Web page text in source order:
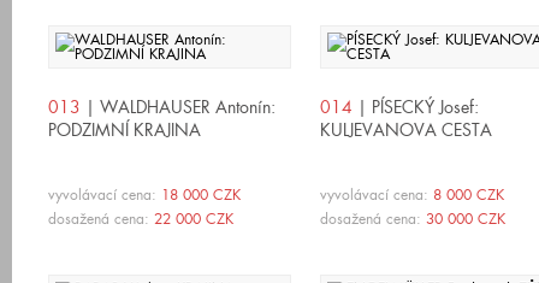
013 | WALDHAUSER Antonín:
PODZIMNÍ KRAJINA
vyvolávací cena: 18 000 CZK
dosažená cena: 22 000 CZK
014 | PÍSECKÝ Josef:
KULJEVANOVA CESTA
vyvolávací cena: 8 000 CZK
dosažená cena: 30 000 CZK